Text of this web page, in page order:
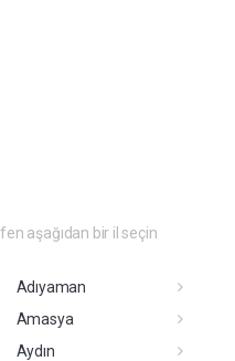
aşağıdan bir il seçin
Adıyaman
Amasya
Aydın